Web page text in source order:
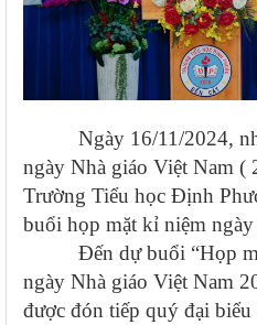
Ngày 16/11/2024,
ngày Nhà giáo Việt Nam (
Trường Tiểu học Định
buổi họp mặt kỉ niệm
Đến dự buổi “Họp
ngày Nhà giáo Việt Nam
được đón tiếp quý đại